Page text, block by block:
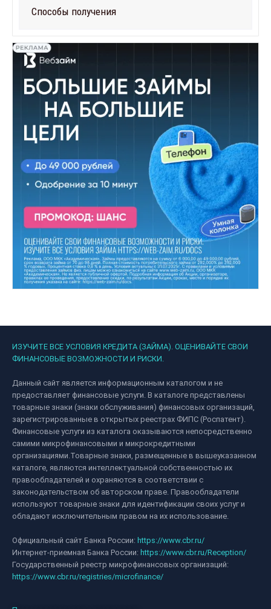
Способы получения
ИЗУЧИТЕ ВСЕ УСЛОВИЯ КРЕДИТА (ЗАЙМА). ОЦЕНИВАЙТЕ СВОИ
ФИНАНСОВЫЕ ВОЗМОЖНОСТИ И РИСКИ.
Данный сайт является информационным каталогом и не
предоставляет финансовые услуги. В каталоге представлены
товарные знаки (знаки обслуживания) финансовых организаций,
зарегистрированные в открытых реестрах ФИПС (Роспатент).
Финансовые услуги из каталога оказываются непосредственно
самими микрофинансовыми и микрокредитными
организациями.Товарные знаки, размещенные в вышеуказанном
каталоге, являются интеллектуальной собственностью их
правообладателей и охраняются в соответствии с
законодательством об авторском праве. Правообладатели
используют товарные знаки для идентификации своих услуг и
обладают исключительным правом на их использование.
Официальный сайт Банка России: https://www.cbr.ru/
Интернет-приемная Банка России: https://www.cbr.ru/Reception/
Государственный реестр микрофинансовых организаций:
https://www.cbr.ru/registries/microfinance/